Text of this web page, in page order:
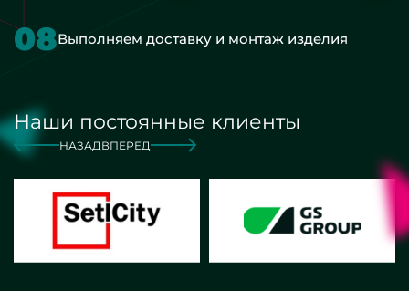
08Выполняем доставку и монтаж изделия
Наши постоянные клиенты
НАЗАД ВПЕРЕД